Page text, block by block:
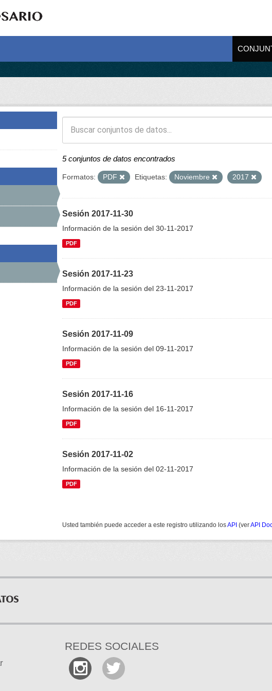
5 conjuntos de datos encontrados
Formatos: PDF Etiquetas: Noviembre 2017
Sesión 2017-11-30
Información de la sesión del 30-11-2017
PDF
Sesión 2017-11-23
Información de la sesión del 23-11-2017
PDF
Sesión 2017-11-09
Información de la sesión del 09-11-2017
PDF
Sesión 2017-11-16
Información de la sesión del 16-11-2017
PDF
Sesión 2017-11-02
Información de la sesión del 02-11-2017
PDF
Usted también puede acceder a este registro utilizando losAPI (verAPI
REDES SOCIALES